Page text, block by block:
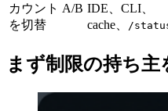
カウント A/B
を切替
IDE、CLI、
cache、
/
まず制限の持ち主